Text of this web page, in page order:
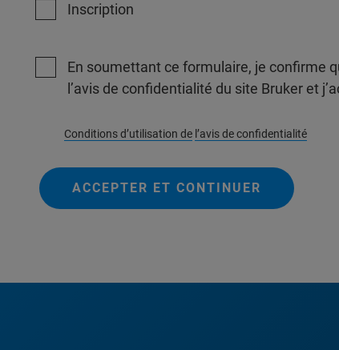
Inscription
En soumettant ce formulaire, je confirme
l’avis de confidentialité du site Bruker et
Conditions d’utilisation de l’avis de confidentialité
ACCEPTER ET CONTINUER